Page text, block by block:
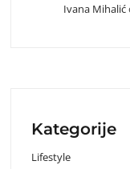
Ivana Mihalić
Kategorije
Lifestyle